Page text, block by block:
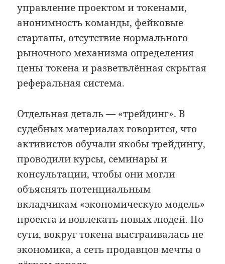
управление проектом и токенами,
анонимность команды, фейковые
стартапы, отсутствие нормального
рыночного механизма определения
цены токена и разветвлённая скрытая
реферальная система.
Отдельная деталь — «трейдинг». В
судебных материалах говорится, что
активистов обучали якобы трейдингу,
проводили курсы, семинары и
консультации, чтобы они могли
объяснять потенциальным
вкладчикам «экономическую модель»
проекта и вовлекать новых людей. По
сути, вокруг токена выстраивалась не
экономика, а сеть продавцов мечты о